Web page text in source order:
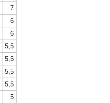
7
6
6
5,5
5,5
5,5
5,5
5